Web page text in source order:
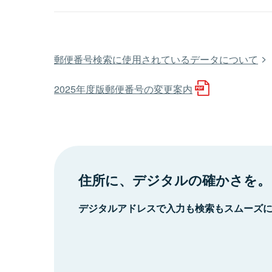
郵便番号検索に使用されているデータについて
2025年度版郵便番号の変更案内
住所に、デジタルの確かさを。
デジタルアドレスで入力も検索もスムーズ